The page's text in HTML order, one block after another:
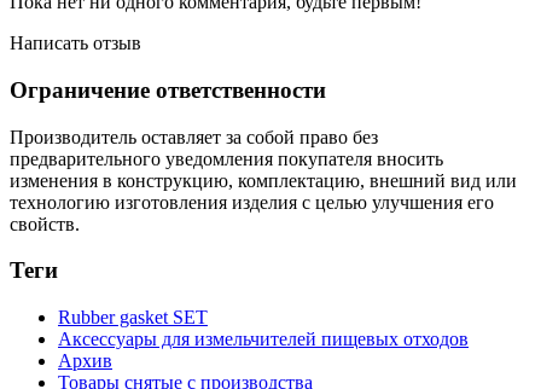
Написать отзыв
Ограничение ответственности
Производитель оставляет за собой право без
предварительного уведомления покупателя вносить
изменения в конструкцию, комплектацию, внешний вид или
технологию изготовления изделия с целью улучшения его
свойств.
Теги
Rubber gasket SET
Аксессуары для измельчителей пищевых отходов
Архив
Товары снятые с производства